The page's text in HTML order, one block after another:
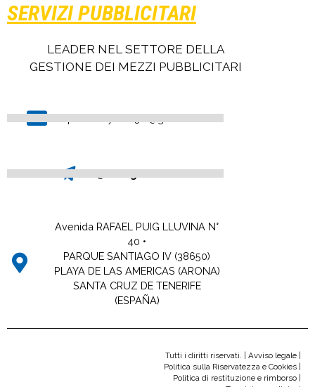
SERVIZI PUBBLICITARI
LEADER NEL SETTORE DELLA
GESTIONE DEI MEZZI PUBBLICITARI
Avenida RAFAEL PUIG LLUVINA N°
40 •
PARQUE SANTIAGO IV (38650)
PLAYA DE LAS AMERICAS (ARONA)
SANTA CRUZ DE TENERIFE
(ESPAÑA)
Tutti i diritti riservati. | Avviso legale |
Politica sulla Riservatezza e Cookies |
Politica di restituzione e rimborso |